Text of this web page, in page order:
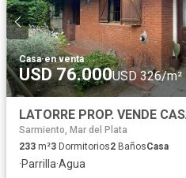
Casa·en venta
USD 76.000USD 326/m²
Sarmiento, Mar del Plata
233 m²3 Dormitorios2 BañosCasa
·Parrilla·Agua